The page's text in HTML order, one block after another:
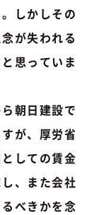
しかしその
が失われる
思っていま
朝日建設で
が、厚労省
しての賃金
、また会社
べきかを念